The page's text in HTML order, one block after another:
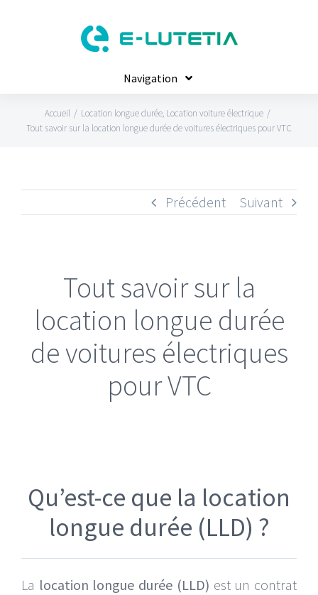
Navigation
Location Voiture VTC
Cupra Tavascan
Tesla Model Y Long Range
Mercedes EQV 8 places
Nos offres VTC
Contactez-nous
Accueil / Location longue durée, Location voiture électrique /
Tout savoir sur la location longue durée de voitures électriques pour VTC
Précédent Suivant
Tout savoir sur la
location longue durée
de voitures électriques
pour VTC
Qu’est-ce que la location
longue durée (LLD) ?
La location longue durée (LLD) est un contrat